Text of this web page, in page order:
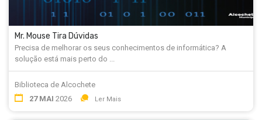
Mr. Mouse Tira Dúvidas
Precisa de melhorar os seus conhecimentos de informática? A
solução está mais perto do ...
Biblioteca de Alcochete
27 MAI 2026 Ler Mais